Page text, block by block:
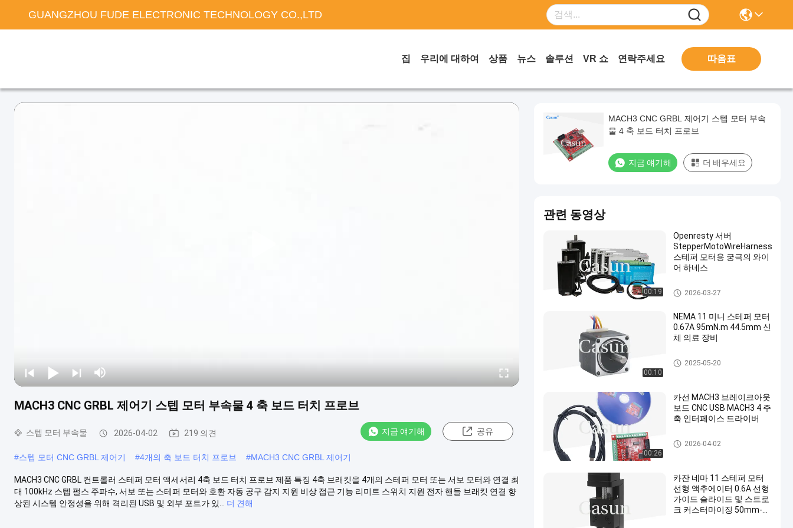
GUANGZHOU FUDE ELECTRONIC TECHNOLOGY CO.,LTD
집 우리에 대하여 상품 뉴스 솔루션 VR 쇼 연락주세요 따옴표
MACH3 CNC GRBL 제어기 스텝 모터 부속물 4 축 보드 터치 프로브
스텝 모터 부속물 2026-04-02 219 의견 지금 얘기해 공유
#스텝 모터 CNC GRBL 제어기 #4개의 축 보드 터치 프로브 #MACH3 CNC GRBL 제어기
MACH3 CNC GRBL 컨트롤러 스테퍼 모터 액세서리 4축 보드 터치 프로브 제품 특징 4축 브래킷을 4개의 스테퍼 모터 또는 서보 모터와 연결 최
대 100kHz 스텝 펄스 주파수, 서보 또는 스테퍼 모터와 호환 자동 공구 감지 지원 비상 접근 기능 리미트 스위치 지원 전자 핸들 브래킷 연결 향
상된 시스템 안정성을 위해 격리된 USB 및 외부 포트가 있...
더 견해
MACH3 CNC GRBL 제어기 스텝 모터 부속
물 4 축 보드 터치 프로브
지금 얘기해 더 배우세요
관련 동영상
00:19
Openresty 서버
StepperMotoWireHarness
스테퍼 모터용 궁극의 와이
어 하네스
스텝 모터 부속물
2026-03-27
00:10
NEMA 11 미니 스테퍼 모터
0.67A 95mN.m 44.5mm 신
체 의료 장비
nema 11 스텝 모터
2025-05-20
00:26
카선 MACH3 브레이크아웃
보드 CNC USB MACH3 4 주
축 인터페이스 드라이버
스텝 모터 부속물
2026-04-02
카잔 네마 11 스테퍼 모터
선형 액추에이터 0.6A 선형
가이드 슬라이드 및 스트로
크 커스터마이징 50mm-